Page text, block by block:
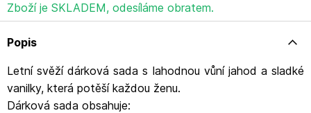
Zboží je SKLADEM, odesíláme obratem.
Popis
Letní svěží dárková sada s lahodnou vůní jahod a sladké
vanilky, která potěší každou ženu.
Dárková sada obsahuje: